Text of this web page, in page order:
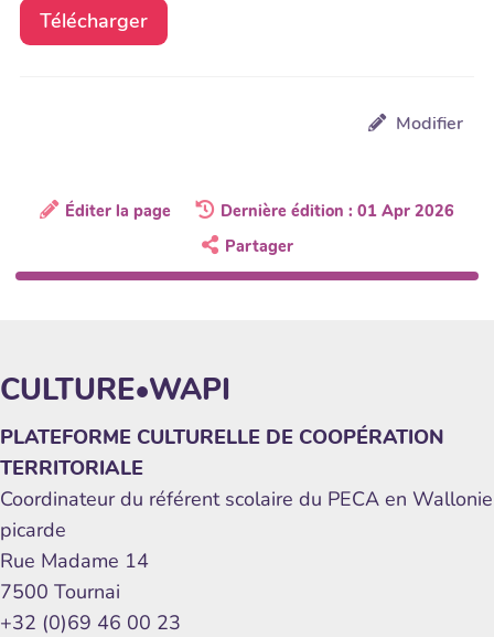
Télécharger
Modifier
Éditer la page
Dernière édition : 01 Apr 2026
Partager
CULTURE•WAPI
PLATEFORME CULTURELLE DE COOPÉRATION
TERRITORIALE
Coordinateur du référent scolaire du PECA en Wallonie
picarde
Rue Madame 14
7500 Tournai
+32 (0)69 46 00 23